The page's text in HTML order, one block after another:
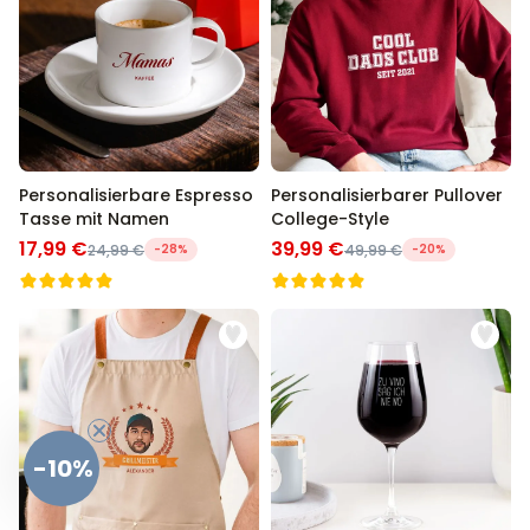
Personalisierbare Espresso
Tasse mit Namen
17,99 €24,99 € -28%
Personalisierbarer Pullover
College-Style
39,99 €49,99 € -20%
-10%